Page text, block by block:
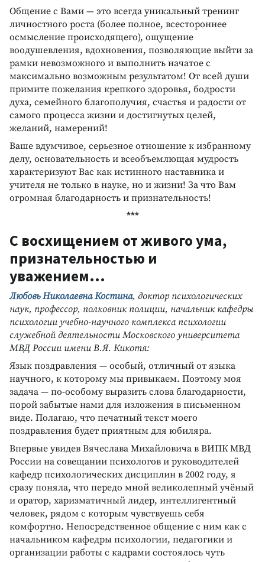
Общение с Вами — это всегда уникальный тренинг
личностного роста (более полное, всестороннее
осмысление происходящего), ощущение
воодушевления, вдохновения, позволяющие выйти за
рамки невозможного и выполнить начатое с
максимально возможным результатом! От всей души
примите пожелания крепкого здоровья, бодрости
духа, семейного благополучия, счастья и радости от
самого процесса жизни и достигнутых целей,
желаний, намерений!
Ваше вдумчивое, серьезное отношение к избранному
делу, основательность и всеобъемлющая мудрость
характеризуют Вас как истинного наставника и
учителя не только в науке, но и жизни! За что Вам
огромная благодарность и признательность!
***
С восхищением от живого ума,
признательностью и
уважением...
Любовь Николаевна Костина, доктор психологических
наук, профессор, полковник полиции, начальник кафедры
психологии учебно-научного комплекса психологии
служебной деятельности Московского университета
МВД России имени В.Я. Кикотя:
Язык поздравления — особый, отличный от языка
научного, к которому мы привыкаем. Поэтому моя
задача — по-особому выразить слова благодарности,
порой забытые нами для изложения в письменном
виде. Полагаю, что печатный текст моего
поздравления будет приятным для юбиляра.
Впервые увидев Вячеслава Михайловича в ВИПК МВД
России на совещании психологов и руководителей
кафедр психологических дисциплин в 2002 году, я
сразу поняла, что передо мной великолепный учёный
и оратор, харизматичный лидер, интеллигентный
человек, рядом с которым чувствуешь себя
комфортно. Непосредственное общение с ним как с
начальником кафедры психологии, педагогики и
организации работы с кадрами состоялось чуть